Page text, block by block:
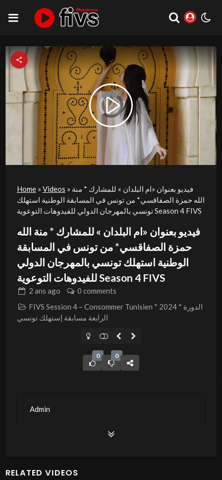
Video
Player
is
loading.
Play
Video
Home» Videos » فيديو بعنوان «ام البلدان » للمشارك * منة
الله حمزة الصفاقسي* من تونس في المسابقة الوطنية استهلك
تونسي بالمهرجان الدولي للفيدوهات التوعوية Season 4 FIVS
فيديو بعنوان «ام البلدان » للمشارك * منة الله
حمزة الصفاقسي* من تونس في المسابقة
الوطنية استهلك تونسي بالمهرجان الدولي
للفيدوهات التوعوية Season 4 FIVS
2 ans ago
0 comments
FIVS Session 4 – Consommer Tunisien * 2024 * الدورة
الرابعة مسابقة إستهلك تونسي
0 0
Admin
RELATED VIDEOS